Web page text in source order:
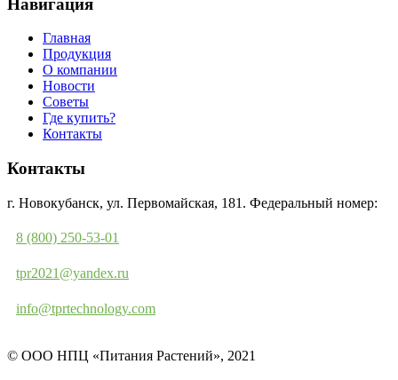
Главная
Продукция
О компании
Новости
Советы
Где купить?
Контакты
Контакты
г. Новокубанск, ул. Первомайская, 181. Федеральный номер:
8 (800) 250-53-01
tpr2021@yandex.ru
info@tprtechnology.com
© ООО НПЦ «Питания Растений», 2021